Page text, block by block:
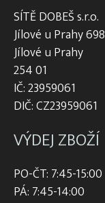
SÍTĚ DOBEŠ s.r.o.
Jílové u Prahy 698
Jílové u Prahy
254 01
IČ: 23959061
DIČ: CZ23959061
VÝDEJ ZBOŽÍ
PO-ČT: 7:45-15:00
PÁ: 7:45-14:00